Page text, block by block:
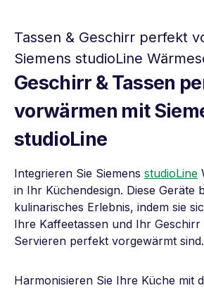
Tassen & Geschirr perfekt
Siemens studioLine
Geschirr & Tassen
vorwärmen mit
studioLine
Integrieren Sie Siemens studioLine
in Ihr Küchendesign. Diese Geräte
kulinarisches Erlebnis, indem sie
Ihre Kaffeetassen und Ihr
Servieren perfekt vorgewärmt sind.
Harmonisieren Sie Ihre Küche mit